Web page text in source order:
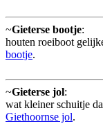
~Gieterse bootje:
houten roeiboot
bootje.
~Gieterse jol:
wat kleiner schuitje
Giethoornse jol.